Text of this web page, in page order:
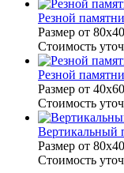
Резной
Размер от
Стоимость
Резной
Размер от
Стоимость
Вертикальный
Размер от
Стоимость